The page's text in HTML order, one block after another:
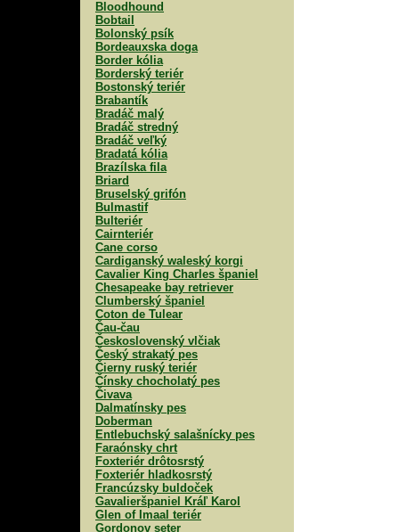
Bloodhound
Bobtail
Bolonský psík
Bordeauxska doga
Border kólia
Borderský teriér
Bostonský teriér
Brabantík
Bradáč malý
Bradáč stredný
Bradáč veľký
Bradatá kólia
Brazílska fila
Briard
Bruselský grifón
Bulmastif
Bulteriér
Cairnteriér
Cane corso
Cardiganský waleský korgi
Cavalier King Charles španiel
Chesapeake bay retriever
Clumberský španiel
Coton de Tulear
Čau-čau
Československý vlčiak
Český strakatý pes
Čierny ruský teriér
Čínsky chocholatý pes
Čivava
Dalmatínsky pes
Doberman
Entlebuchský salašnícky pes
Faraónsky chrt
Foxteriér drôtosrstý
Foxteriér hladkosrstý
Francúzsky buldoček
Gavalieršpaniel Kráľ Karol
Glen of Imaal teriér
Gordonov seter